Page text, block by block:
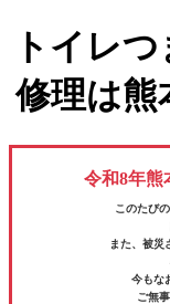
トイレ
修理は熊
令和8年熊
このたび
また、被災
今もな
ご無